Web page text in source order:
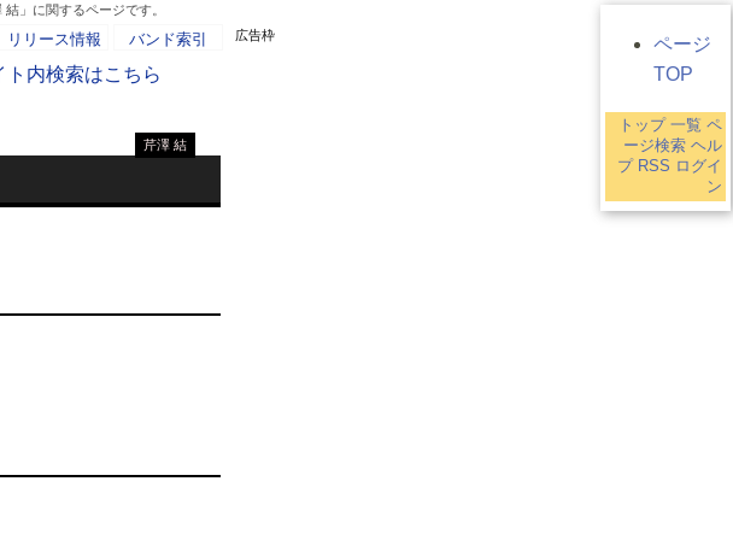
」に関するページです。
リリース情報 バンド索引
ト内検索はこちら
芹澤 結
広告枠
ページ
TOP
トップ 一覧 ペ
ージ検索 ヘル
プ RSS ログイ
ン